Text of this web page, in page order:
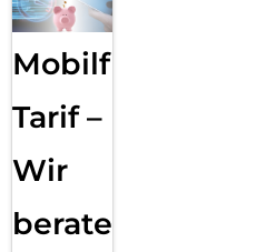
Mobilfunk
Tarif –
Wir
beraten